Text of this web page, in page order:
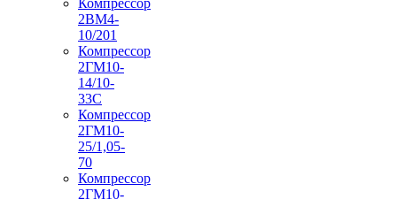
Компрессор
2ВМ4-
10/201
Компрессор
2ГМ10-
14/10-
33С
Компрессор
2ГМ10-
25/1,05-
70
Компрессор
2ГМ10-